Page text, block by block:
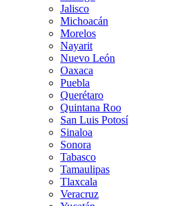
Jalisco
Michoacán
Morelos
Nayarit
Nuevo León
Oaxaca
Puebla
Querétaro
Quintana Roo
San Luis Potosí
Sinaloa
Sonora
Tabasco
Tamaulipas
Tlaxcala
Veracruz